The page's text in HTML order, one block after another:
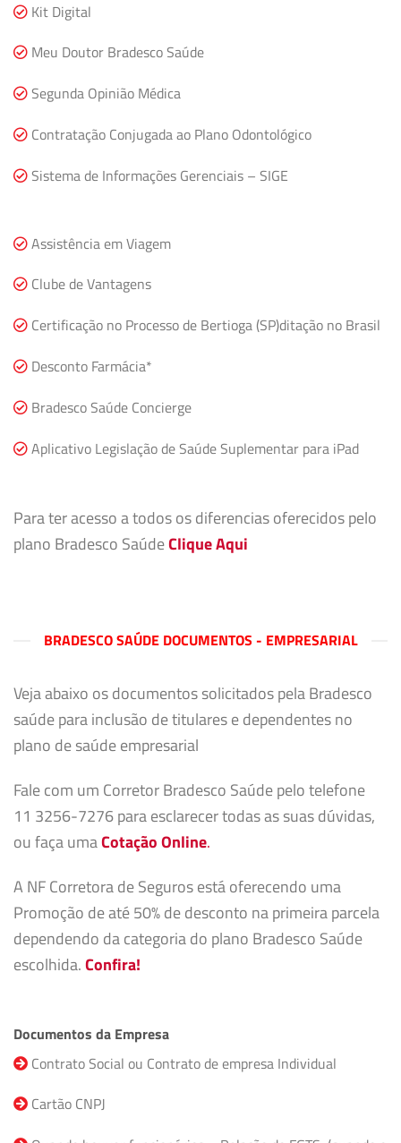
Kit Digital
Meu Doutor Bradesco Saúde
Segunda Opinião Médica
Contratação Conjugada ao Plano Odontológico
Sistema de Informações Gerenciais – SIGE
Assistência em Viagem
Clube de Vantagens
Certificação no Processo de Bertioga (SP)ditação no Brasil
Desconto Farmácia*
Bradesco Saúde Concierge
Aplicativo Legislação de Saúde Suplementar para iPad
Para ter acesso a todos os diferencias oferecidos pelo
plano Bradesco SaúdeClique Aqui
BRADESCO SAÚDE DOCUMENTOS - EMPRESARIAL
Veja abaixo os documentos solicitados pela Bradesco
saúde para inclusão de titulares e dependentes no
plano de saúde empresarial
Fale com um Corretor Bradesco Saúde pelo telefone
11 3256-7276 para esclarecer todas as suas dúvidas,
ou faça umaCotação Online.
A NF Corretora de Seguros está oferecendo uma
Promoção de até 50% de desconto na primeira parcela
dependendo da categoria do plano Bradesco Saúde
escolhida.Confira!
Documentos da Empresa
Contrato Social ou Contrato de empresa Individual
Cartão CNPJ